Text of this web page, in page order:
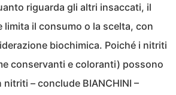
riguarda gli altri insaccati, il
limita il consumo o la scelta, con
biochimica. Poiché i nitriti
conservanti e coloranti) possono
– conclude BIANCHINI –